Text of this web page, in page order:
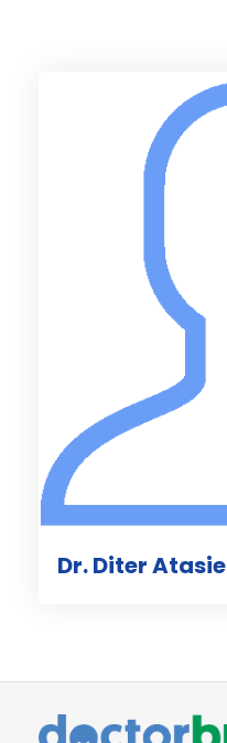
Dr. Diter Atasie